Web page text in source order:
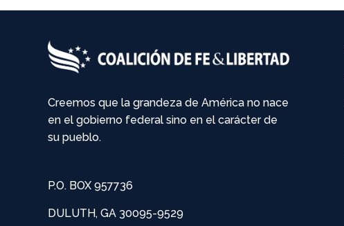
Creemos que la grandeza de América no nace
en el gobierno federal sino en el carácter de
su pueblo.
P.O. BOX 957736
DULUTH, GA 30095-9529